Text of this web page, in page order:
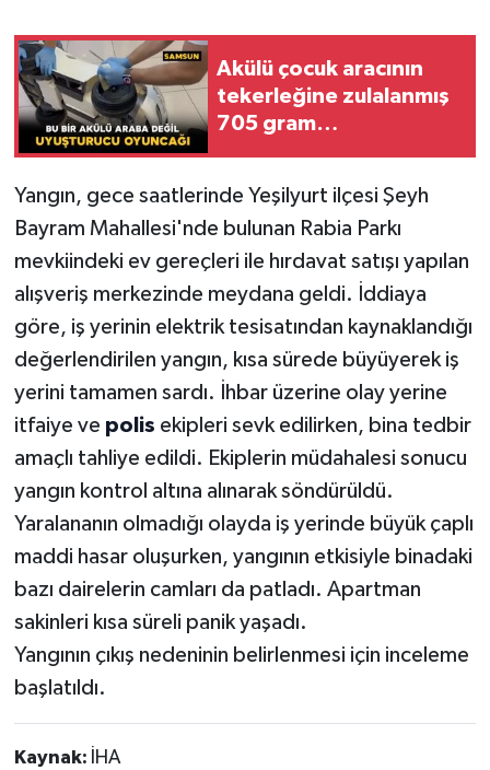
Akülü çocuk aracının
tekerleğine zulalanmış
705 gram
Yangın, gece saatlerinde Yeşilyurt ilçesi Şeyh
Bayram Mahallesi'nde bulunan Rabia Parkı
mevkiindeki ev gereçleri ile hırdavat satışı yapılan
alışveriş merkezinde meydana geldi. İddiaya
göre, iş yerinin elektrik tesisatından kaynaklandığı
değerlendirilen yangın, kısa sürede büyüyerek iş
yerini tamamen sardı. İhbar üzerine olay yerine
itfaiye ve polis ekipleri sevk edilirken, bina tedbir
amaçlı tahliye edildi. Ekiplerin müdahalesi sonucu
yangın kontrol altına alınarak söndürüldü.
Yaralananın olmadığı olayda iş yerinde büyük çaplı
maddi hasar oluşurken, yangının etkisiyle binadaki
bazı dairelerin camları da patladı. Apartman
sakinleri kısa süreli panik yaşadı.
Yangının çıkış nedeninin belirlenmesi için inceleme
başlatıldı.
Kaynak: İHA